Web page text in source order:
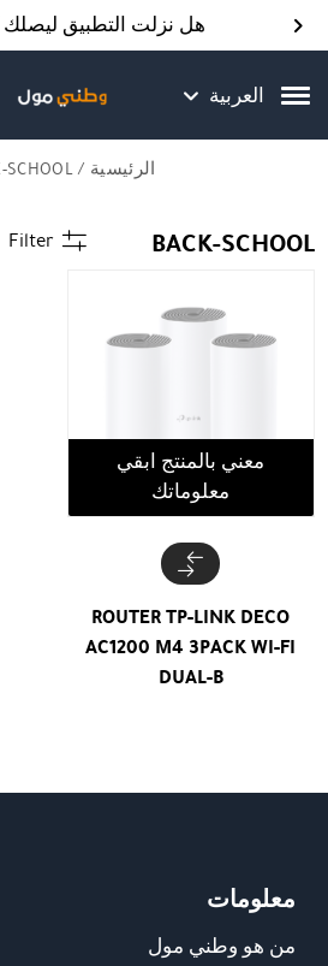
Skip to Content
Contact Us هل نزلت التطبيق
العربية
الرئيسية / BACK-SCHOOL
BACK-SCHOOL
Filter
معني بالمنتج ابقي
معلوماتك
ROUTER TP-LINK DECO
AC1200 M4 3PACK WI-FI
DUAL-B
معلومات
من هو وطني مول
Back top top